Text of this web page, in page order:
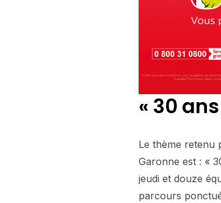
« 30
Le thème retenu
Garonne est : «
jeudi et douze
parcours